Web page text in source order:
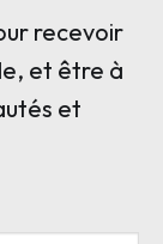
recevoir
et être à
et